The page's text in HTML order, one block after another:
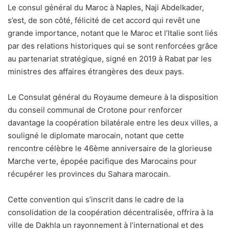
Le consul général du Maroc à Naples, Naji Abdelkader,
s’est, de son côté, félicité de cet accord qui revêt une
grande importance, notant que le Maroc et l’Italie sont liés
par des relations historiques qui se sont renforcées grâce
au partenariat stratégique, signé en 2019 à Rabat par les
ministres des affaires étrangères des deux pays.
Le Consulat général du Royaume demeure à la disposition
du conseil communal de Crotone pour renforcer
davantage la coopération bilatérale entre les deux villes, a
souligné le diplomate marocain, notant que cette
rencontre célèbre le 46ème anniversaire de la glorieuse
Marche verte, épopée pacifique des Marocains pour
récupérer les provinces du Sahara marocain.
Cette convention qui s’inscrit dans le cadre de la
consolidation de la coopération décentralisée, offrira à la
ville de Dakhla un rayonnement à l’international et des